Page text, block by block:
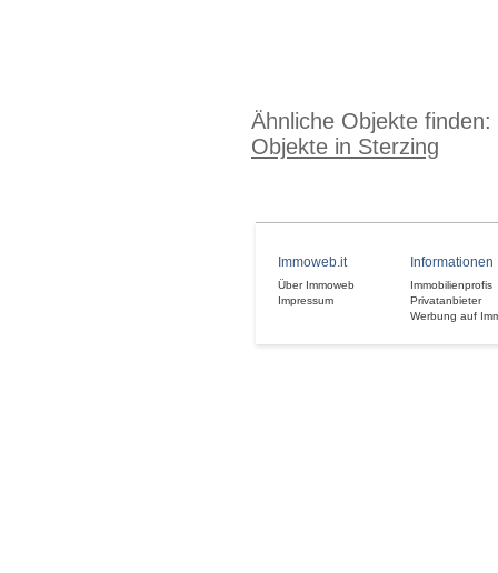
Ähnliche Objekte finden:
Objekte in Sterzing
Immoweb.it
Über Immoweb
Impressum
Informationen
Immobilienprofis
Privatanbieter
Werbung auf